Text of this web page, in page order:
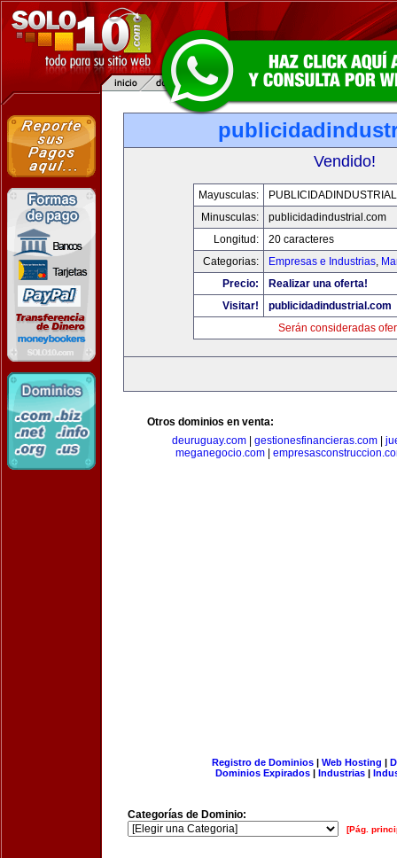
Vendido!
Mayusculas:
Minusculas:
publicidadindustrial.com
Longitud:
20 caracteres
Categorias:
Empresas e Industrias,
Precio:
Realizar una oferta!
Visitar!
publicidadindustrial.com
Serán consideradas
Otros dominios en venta:
deuruguay.com| gestionesfinancieras.com|
meganegocio.com|
Registro de Dominios| Web Hosting |
Dominios Expirados | Industrias |
Categorías de Dominio:
[Pág.